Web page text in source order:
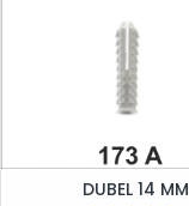
DUBEL 14 MM